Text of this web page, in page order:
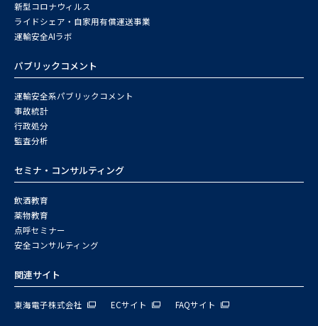
新型コロナウィルス
ライドシェア・自家用有償運送事業
運輸安全AIラボ
パブリックコメント
運輸安全系パブリックコメント
事故統計
行政処分
監査分析
セミナ・コンサルティング
飲酒教育
薬物教育
点呼セミナー
安全コンサルティング
関連サイト
東海電子株式会社 ECサイト FAQサイト